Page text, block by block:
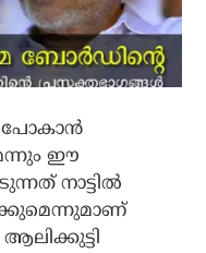
പോകാൻ
ഈ
നാട്ടിൽ